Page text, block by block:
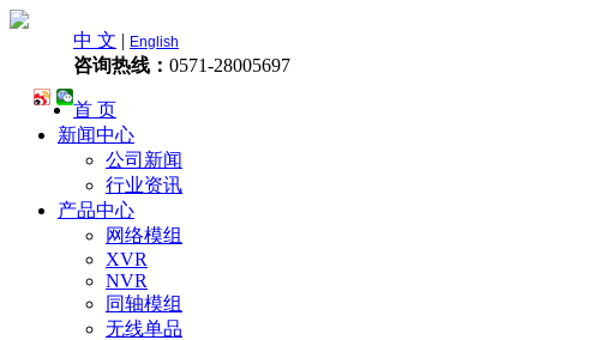
中 文 | English
咨询热线： 0571-28005697
首 页
新闻中心
公司新闻
行业资讯
产品中心
网络模组
XVR
NVR
同轴模组
无线单品